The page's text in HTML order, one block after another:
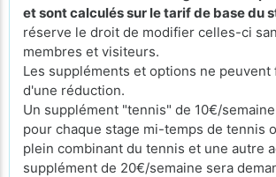
et sont calculés sur le tarif de base du
réserve le droit de modifier celles-ci
membres et visiteurs.
Les suppléments et options ne
d'une réduction.
Un supplément "tennis" de 10€/
pour chaque stage mi-temps de tennis
plein combinant du tennis et une autre
supplément de 20€/semaine sera